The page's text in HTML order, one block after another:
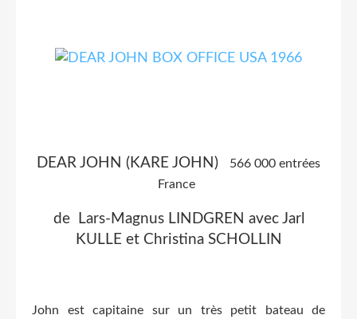
DEAR JOHN (KARE JOHN)
566 000 entrées
France
de Lars-Magnus LINDGREN avec Jarl
KULLE et Christina SCHOLLIN
John est capitaine sur un très petit bateau de